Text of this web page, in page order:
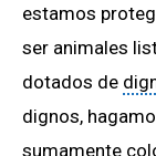
estamos
ser animales
dotados de
dignos,
sumamente